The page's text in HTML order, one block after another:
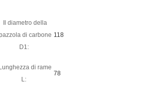
Il diametro della
di carbone
D1:
118
Lunghezza di rame
L:
78